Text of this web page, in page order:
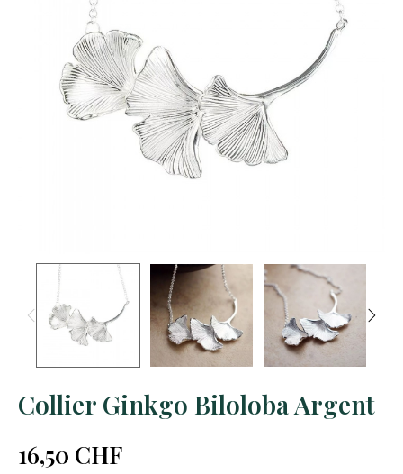
Collier Ginkgo Biloloba Argent
16,50 CHF